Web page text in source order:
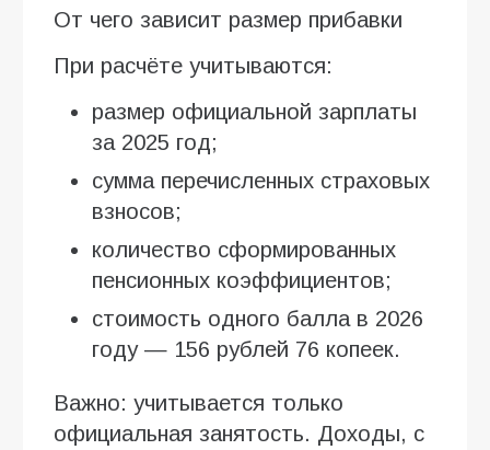
От чего зависит размер прибавки
При расчёте учитываются:
размер официальной зарплаты
за 2025 год;
сумма перечисленных страховых
взносов;
количество сформированных
пенсионных коэффициентов;
стоимость одного балла в 2026
году — 156 рублей 76 копеек.
Важно: учитывается только
официальная занятость. Доходы, с